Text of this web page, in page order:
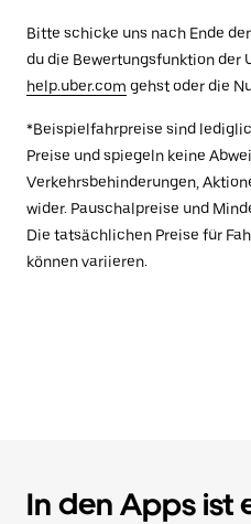
Bitte schicke uns nach Ende
du die Bewertungsfunktion der
help.uber.com gehst oder die
*Beispielfahrpreise sind
Preise und spiegeln keine
Verkehrsbehinderungen,
wider. Pauschalpreise und
Die tatsächlichen Preise für
können variieren.
In den Apps ist